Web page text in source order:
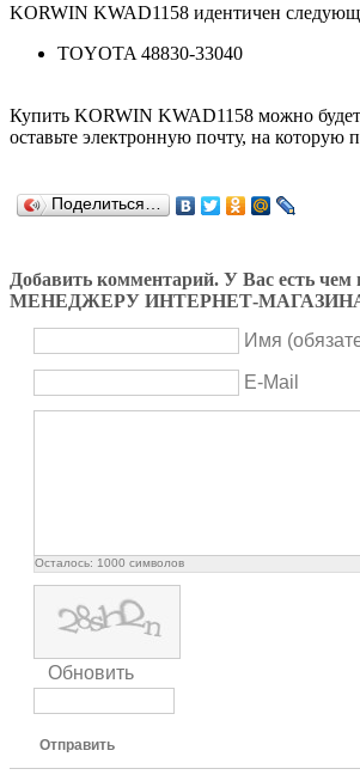
KORWIN KWAD1158 идентичен
TOYOTA 48830-33040
Купить KORWIN KWAD1158 можно
оставьте электронную почту, на которую
Поделиться…
Добавить комментарий. У Вас есть
МЕНЕДЖЕРУ ИНТЕРНЕТ-
Имя
E-Mail
Осталось: 1000 символов
Обновить
Отправить